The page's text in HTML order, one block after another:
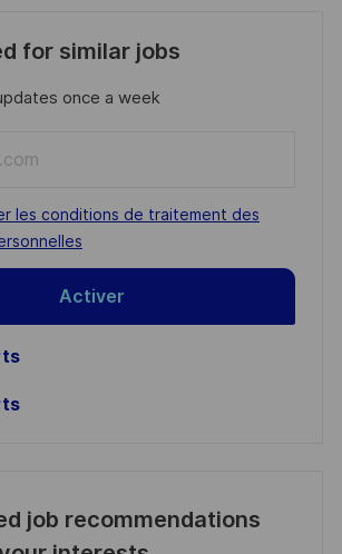
for similar jobs
once a week
les conditions de traitement des
Activer
job recommendations